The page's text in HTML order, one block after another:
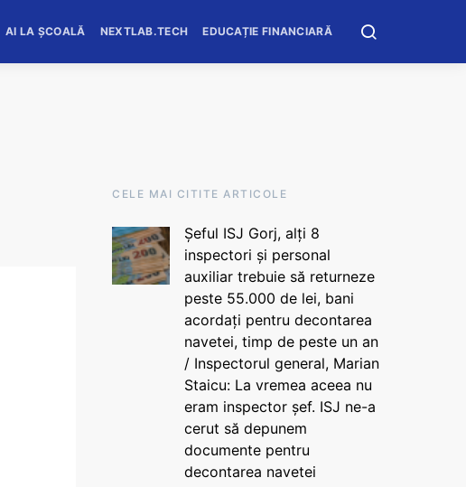
AI LA ȘCOALĂ NEXTLAB.TECH EDUCAȚIE FINANCIARĂ
CELE MAI CITITE ARTICOLE
Șeful ISJ Gorj, alți 8
inspectori și personal
auxiliar trebuie să returneze
peste 55.000 de lei, bani
acordați pentru decontarea
navetei, timp de peste un an
/ Inspectorul general, Marian
Staicu: La vremea aceea nu
eram inspector șef. ISJ ne-a
cerut să depunem
documente pentru
decontarea navetei